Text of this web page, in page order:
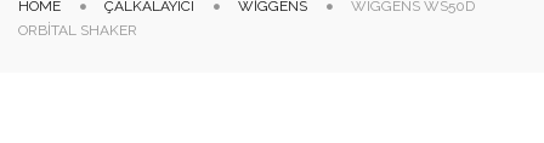
HOME ÇALKALAYICI WIGGENS
WIGGENS WS50D
ORBITAL SHAKER